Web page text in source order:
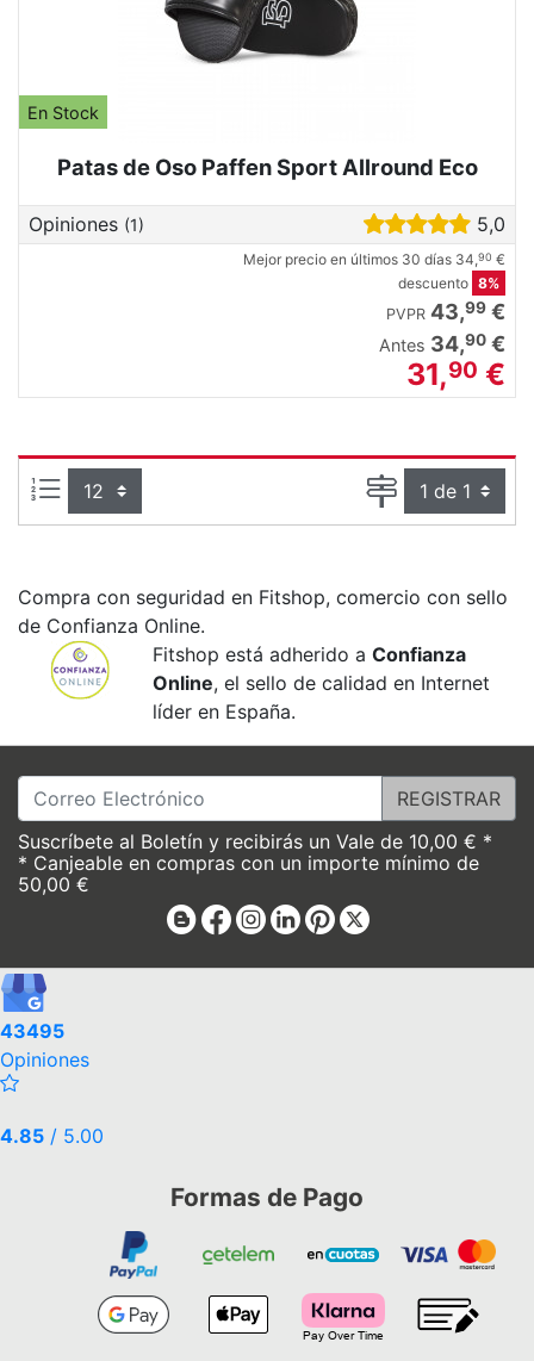
En Stock
Patas de Oso Paffen Sport Allround Eco
Opiniones (1) 5,0
Mejor precio en últimos 30 días 34, 90 €
descuento 8%
PVPR 43,99 €
Antes 34,90 €
31,90 €
Artículos por página: Página
Compra con seguridad en Fitshop, comercio con sello
de Confianza Online.
Fitshop está adherido a Confianza
Online, el sello de calidad en Internet
líder en España.
Correo Electrónico
Suscríbete al Boletín y recibirás un Vale de 10,00 € *
* Canjeable en compras con un importe mínimo de
50,00 €
BlogFacebook
Instagram
LinkedinPinterest
43495
Opiniones
4.85 / 5.00
Formas de Pago